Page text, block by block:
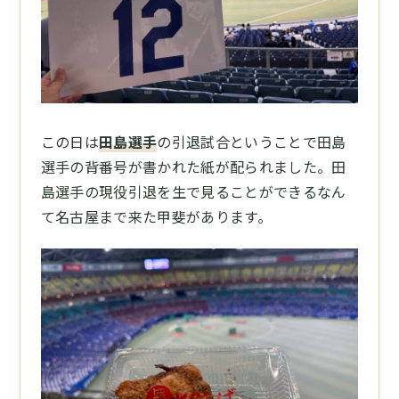
この日は田島選手の引退試合ということで田島
選手の背番号が書かれた紙が配られました。田
島選手の現役引退を生で見ることができるなん
て名古屋まで来た甲斐があります。